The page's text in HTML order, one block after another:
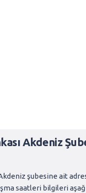
Akdeniz
şubesine ait
saatleri bilgileri